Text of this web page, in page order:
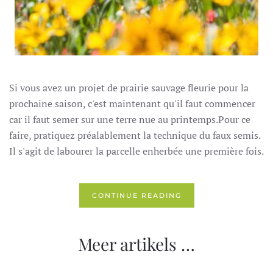
Si vous avez un projet de prairie sauvage fleurie pour la
prochaine saison, c'est maintenant qu'il faut commencer
car il faut semer sur une terre nue au printemps.Pour ce
faire, pratiquez préalablement la technique du faux semis.
Il s'agit de labourer la parcelle enherbée une première fois.
CONTINUE READING
Meer artikels …